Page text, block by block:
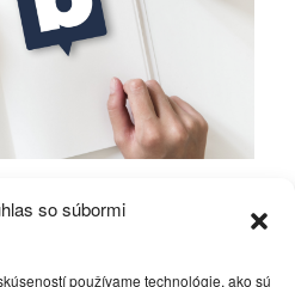
so súbormi
používame technológie, ako sú
2023